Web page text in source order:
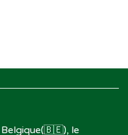
Belgique(🇧🇪), le